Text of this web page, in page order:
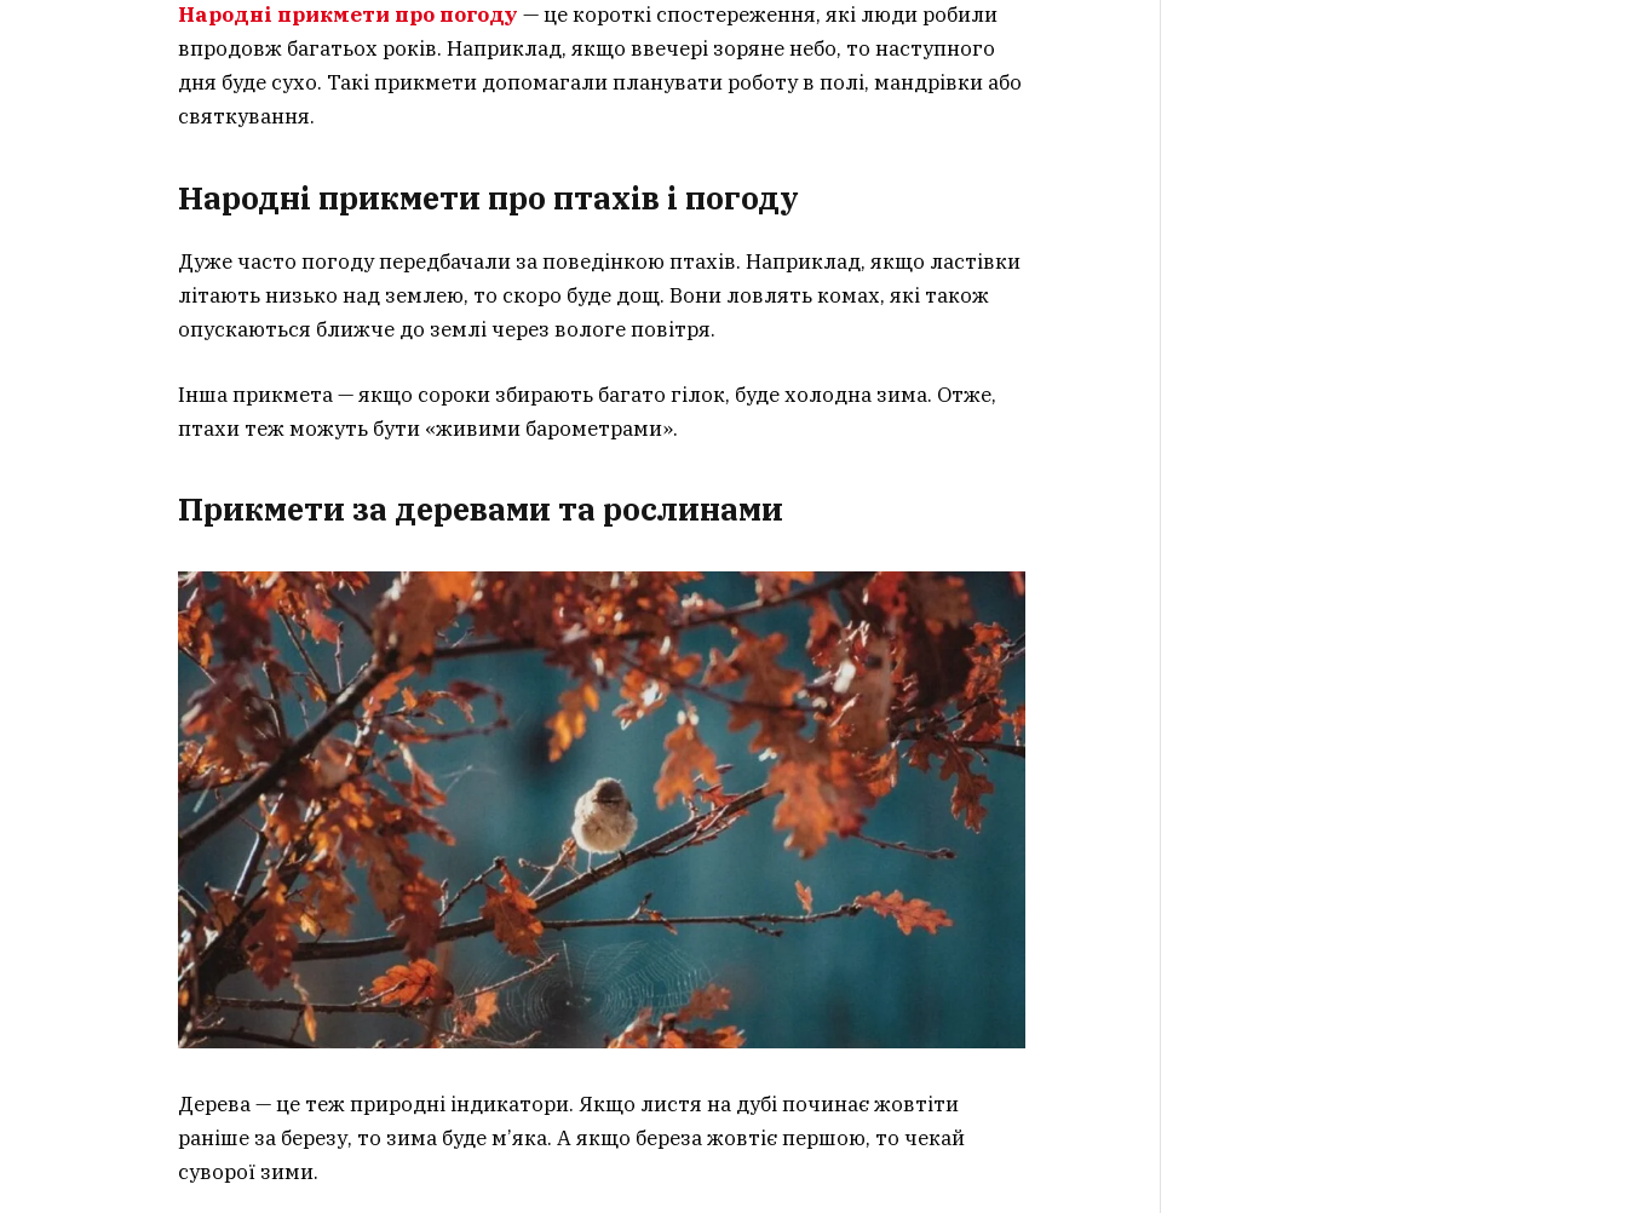
Народні прикмети про погоду — це короткі спостереження, які люди робили
впродовж багатьох років. Наприклад, якщо ввечері зоряне небо, то наступного
дня буде сухо. Такі прикмети допомагали планувати роботу в полі, мандрівки або
святкування.
Народні прикмети про птахів і погоду
Дуже часто погоду передбачали за поведінкою птахів. Наприклад, якщо ластівки
літають низько над землею, то скоро буде дощ. Вони ловлять комах, які також
опускаються ближче до землі через вологе повітря.
Інша прикмета — якщо сороки збирають багато гілок, буде холодна зима. Отже,
птахи теж можуть бути «живими барометрами».
Прикмети за деревами та рослинами
Дерева — це теж природні індикатори. Якщо листя на дубі починає жовтіти
раніше за березу, то зима буде м’яка. А якщо береза жовтіє першою, то чекай
суворої зими.